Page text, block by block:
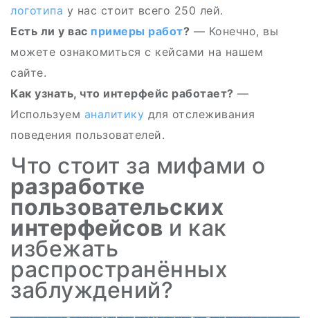
логотипа у нас стоит всего 250 лей.
Есть ли у вас примеры работ? — Конечно, вы
можете ознакомиться с кейсами на нашем
сайте.
Как узнать, что интерфейс работает? —
Используем аналитику для отслеживания
поведения пользователей.
Что стоит за мифами о
разработке
пользовательских
интерфейсов и как
избежать
распространённых
заблуждений?